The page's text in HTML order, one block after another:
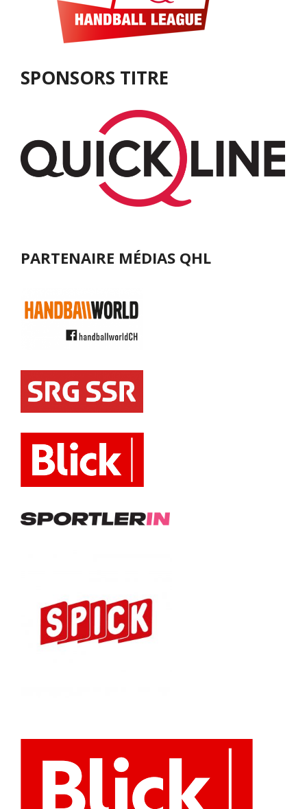
SPONSORS TITRE
PARTENAIRE MÉDIAS QHL